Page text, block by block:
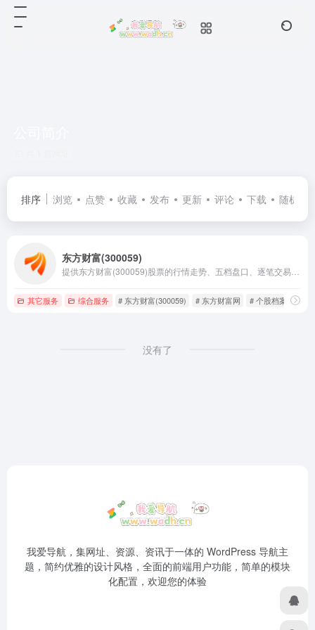
排序 浏览 点赞 收藏 发布 更新 评论 下载 随机
东方财富(300059)
其它服务 综合服务 # 东方财富(300059) # 东方财富网 # 个股档案
没有了
我爱导航，集网址、资源、资讯于一体的 WordPress 导航主
题，简约优雅的设计风格，全面的前端用户功能，简单的模块
化配置，欢迎您的体验